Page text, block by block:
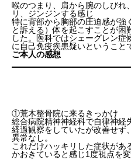
喉のつまり、肩から腕のしびれ
リ、ジンジンする感じ
特に背部から胸部の圧迫感が強
と訴える）体を起こすことが困
した。医科ではシェーグレン
に自己免疫疾患疑いということ
ご本人の感想
①荒木整骨院に来るきっかけ
総合病院精神神経科で自律神経
経過観察をしていたが改善せず
異常なし。
これだけハッキリした症状があ
かおきていると感じ1度視点を